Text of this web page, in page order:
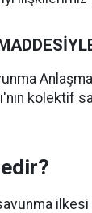
kolektif
ilkesi